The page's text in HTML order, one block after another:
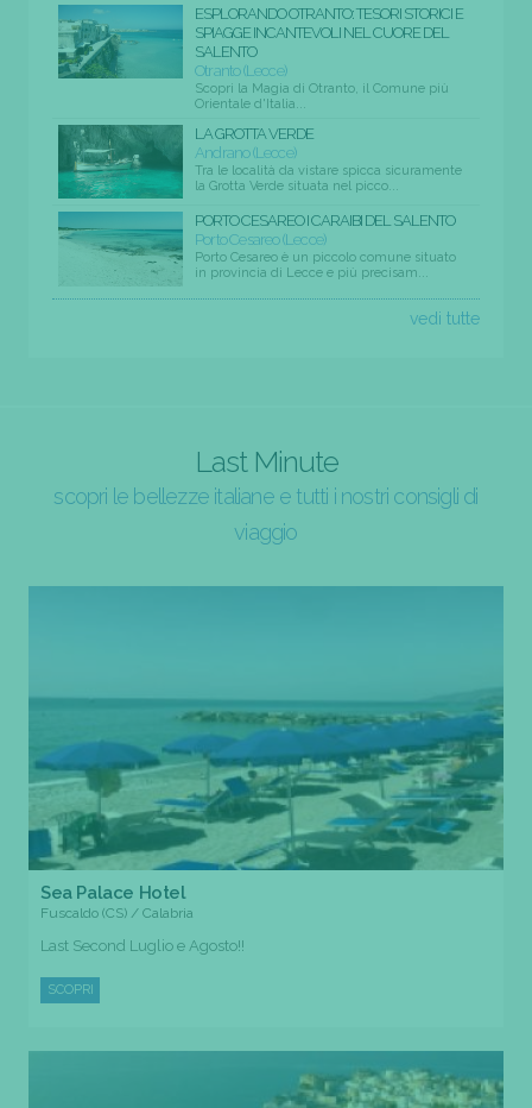
ESPLORANDO OTRANTO: TESORI STORICI E
SPIAGGE INCANTEVOLI NEL CUORE DEL
SALENTO
Otranto (Lecce)
Scopri la Magia di Otranto, il Comune più
Orientale d'Italia...
LA GROTTA VERDE
Andrano (Lecce)
Tra le località da vistare spicca sicuramente
la Grotta Verde situata nel picco...
PORTO CESAREO I CARAIBI DEL SALENTO
Porto Cesareo (Lecce)
Porto Cesareo è un piccolo comune situato
in provincia di Lecce e più precisam...
vedi tutte
Last Minute
scopri le bellezze italiane e tutti i nostri consigli di
viaggio
Sea Palace Hotel
Fuscaldo (CS) / Calabria
Last Second Luglio e Agosto!!
SCOPRI